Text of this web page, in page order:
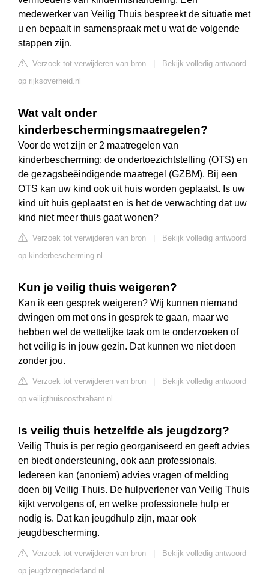
medewerker van Veilig Thuis bespreekt de situatie met
u en bepaalt in samenspraak met u wat de volgende
stappen zijn.
Verzoek tot verwijderen van bron
Bekijk volledig antwoord
op rijksoverheid.nl
Wat valt onder
kinderbeschermingsmaatregelen?
Voor de wet zijn er 2 maatregelen van
kinderbescherming: de ondertoezichtstelling (OTS) en
de gezagsbeëindigende maatregel (GZBM). Bij een
OTS kan uw kind ook uit huis worden geplaatst. Is uw
kind uit huis geplaatst en is het de verwachting dat uw
kind niet meer thuis gaat wonen?
Verzoek tot verwijderen van bron
Bekijk volledig antwoord
op kinderbescherming.nl
Kun je veilig thuis weigeren?
Kan ik een gesprek weigeren? Wij kunnen niemand
dwingen om met ons in gesprek te gaan, maar we
hebben wel de wettelijke taak om te onderzoeken of
het veilig is in jouw gezin. Dat kunnen we niet doen
zonder jou.
Verzoek tot verwijderen van bron
Bekijk volledig antwoord
op veiligthuisoostbrabant.nl
Is veilig thuis hetzelfde als jeugdzorg?
Veilig Thuis is per regio georganiseerd en geeft advies
en biedt ondersteuning, ook aan professionals.
Iedereen kan (anoniem) advies vragen of melding
doen bij Veilig Thuis. De hulpverlener van Veilig Thuis
kijkt vervolgens of, en welke professionele hulp er
nodig is. Dat kan jeugdhulp zijn, maar ook
jeugdbescherming.
Verzoek tot verwijderen van bron
Bekijk volledig antwoord
op jeugdzorgnederland.nl